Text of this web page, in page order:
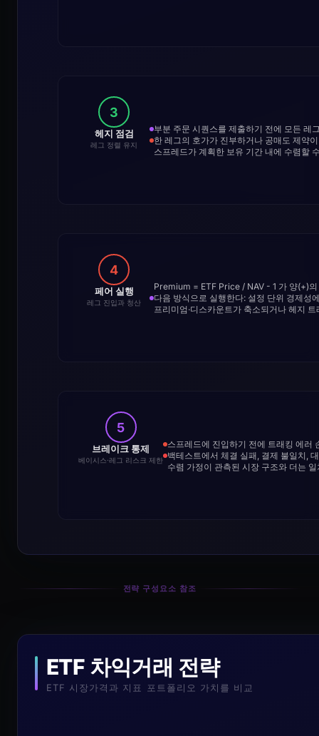
3
헤지 점검
레그 정렬 유지
부분 주문 시퀀스를 제출하기 전에 모든 레
한 레그의 호가가 진부하거나 공매도 제약
스프레드가 계획한 보유 기간 내에 수렴할
4
페어 실행
레그 진입과 청산
Premium = ETF Price / NAV - 1 가 양(+)
다음 방식으로 실행한다: 설정 단위 경제성
프리미엄·디스카운트가 축소되거나 헤지
5
브레이크 통제
베이시스·레그 리스크 제한
스프레드에 진입하기 전에 트래킹 에러
백테스트에서 체결 실패, 결제 불일치,
수렴 가정이 관측된 시장 구조와 더는
전략 구성요소 참조
ETF 차익거래 전략
ETF 시장가격과 지표 포트폴리오 가치를 비교